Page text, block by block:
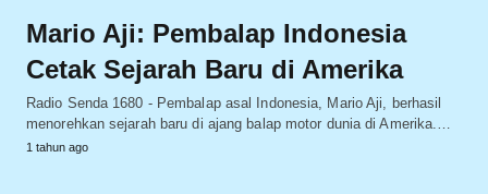
Mario Aji: Pembalap Indonesia
Cetak Sejarah Baru di Amerika
Radio Senda 1680 - Pembalap asal Indonesia, Mario Aji, berhasil
menorehkan sejarah baru di ajang balap motor dunia di Amerika.…
1 tahun ago